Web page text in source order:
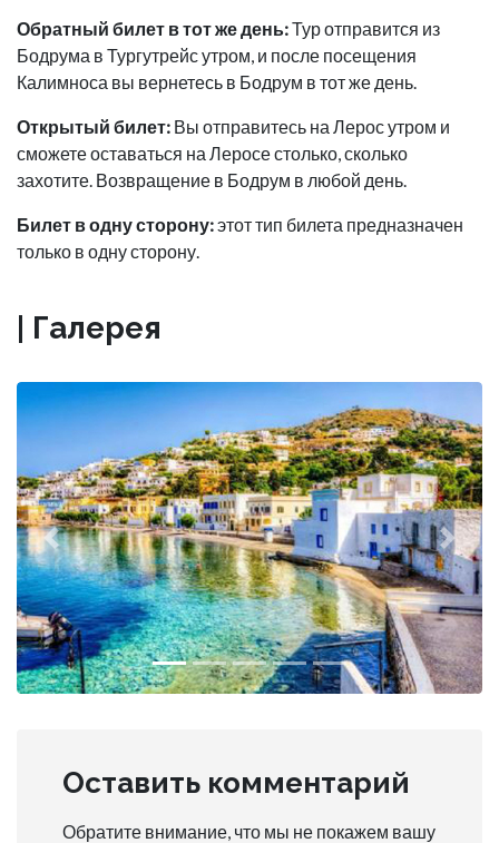
Обратный билет в тот же день:Тур отправится из
Бодрума в Тургутрейс утром, и после посещения
Калимноса вы вернетесь в Бодрум в тот же день.
Открытый билет: Вы отправитесь на Лерос утром и
сможете оставаться на Леросе столько, сколько
захотите. Возвращение в Бодрум в любой день.
Билет в одну сторону:этот тип билета предназначен
только в одну сторону.
| Галерея
Previous Next
Оставить комментарий
Обратите внимание, что мы не покажем вашу